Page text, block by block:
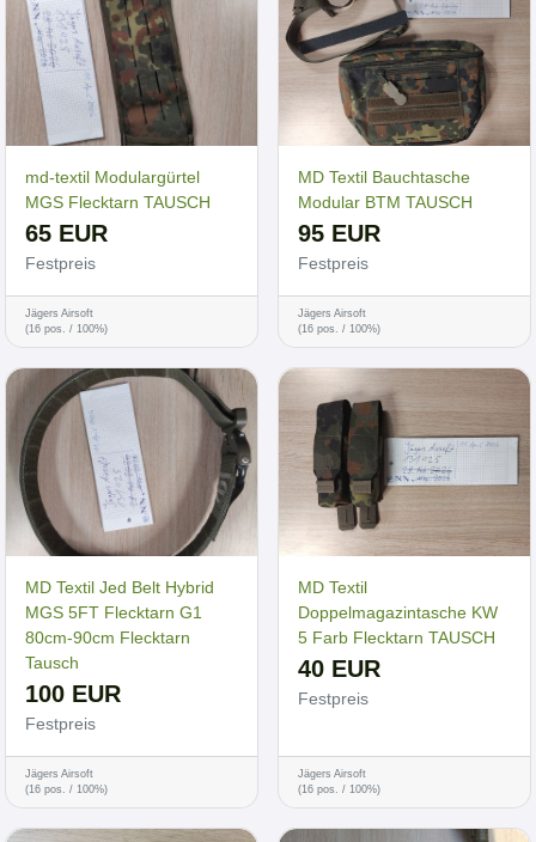
md-textil Modulargürtel
MGS Flecktarn TAUSCH
65 EUR
Festpreis
Jägers Airsoft
(16 pos. / 100%)
MD Textil Bauchtasche
Modular BTM TAUSCH
95 EUR
Festpreis
Jägers Airsoft
(16 pos. / 100%)
MD Textil Jed Belt Hybrid
MGS 5FT Flecktarn G1
80cm-90cm Flecktarn
Tausch
100 EUR
Festpreis
Jägers Airsoft
(16 pos. / 100%)
MD Textil
Doppelmagazintasche KW
5 Farb Flecktarn TAUSCH
40 EUR
Festpreis
Jägers Airsoft
(16 pos. / 100%)